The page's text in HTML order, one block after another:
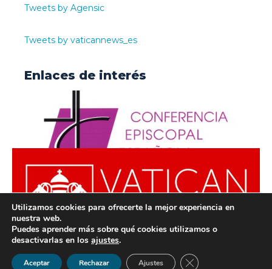
Tweets by Agensic
Tweets by vaticannews_es
Enlaces de interés
© ODISUR | Todos los derechos reservados |Política de
Privacidad
Aviso Legal
Utilizamos cookies para ofrecerte la mejor experiencia en
nuestra web.
Puedes aprender más sobre qué cookies utilizamos o
desactivarlas en los ajustes.
Aceptar Rechazar Ajustes Cerrar el banner de